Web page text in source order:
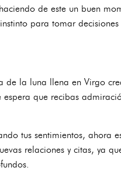
de este un buen
para tomar decisiones
de la luna llena en Virgo
que recibas
tus sentimientos, ahora
relaciones y citas, ya